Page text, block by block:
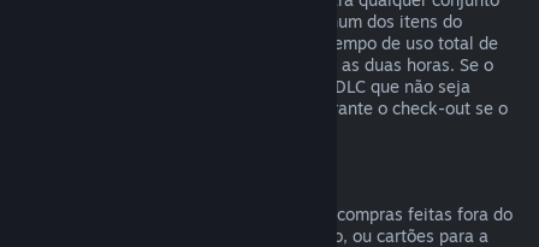
comprado na Loja Steam, desde que nenhum dos itens do
conjunto tenha sido transferido, e que o tempo de uso total de
todos os itens do conjunto não ultrapasse as duas horas. Se o
conjunto contiver um item de um jogo ou DLC que não seja
reembolsável, o Steam irá informar-te durante o check-out se o
A Valve não pode emitir reembolsos para compras feitas fora do
Steam (como CD Keys, códigos de produto, ou cartões para a